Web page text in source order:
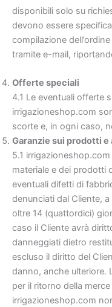
disponibili solo su
devono essere
compilazione
tramite e-mail,
Offerte speciali
4.1 Le eventuali offerte
irrigazioneshop.com
scorte e, in ogni caso,
Garanzie sui prodotti e
5.1
materiale e dei prodotti
eventuali difetti di
denunciati dal Cliente,
oltre 14 (quattordici)
caso il Cliente avrà
danneggiati dietro
escluso il diritto del
danno, anche ulteriore.
per il ritorno della
irrigazioneshop.com